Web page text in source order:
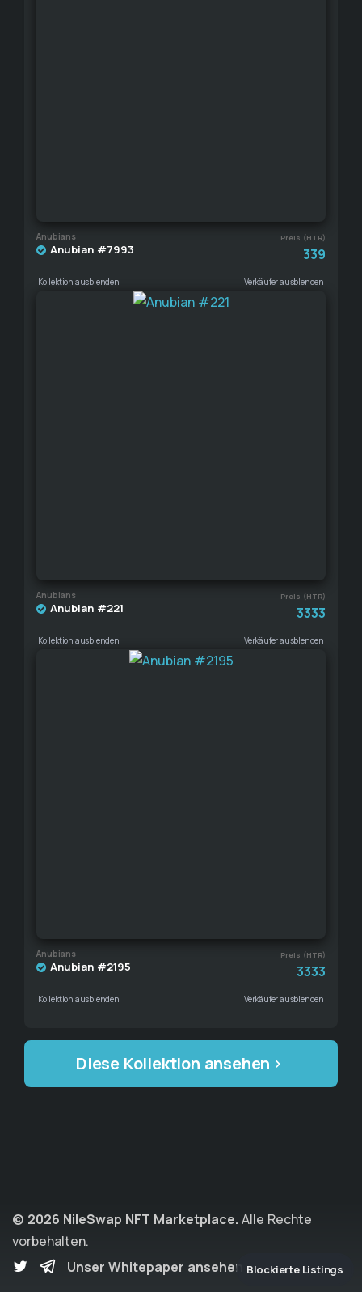
Anubians Preis (HTR)
Anubian #7993 339
Kollektion ausblenden Verkäufer ausblenden
Anubians Preis (HTR)
Anubian #221 3333
Kollektion ausblenden Verkäufer ausblenden
Anubians Preis (HTR)
Anubian #2195 3333
Kollektion ausblenden Verkäufer ausblenden
Diese Kollektion ansehen
© 2026 NileSwap NFT Marketplace. Alle Rechte
vorbehalten.
Unser Whitepaper ansehen
Blockierte Listings